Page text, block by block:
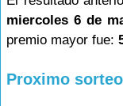
miercoles 6 de
premio mayor fue:
Proximo sorteo